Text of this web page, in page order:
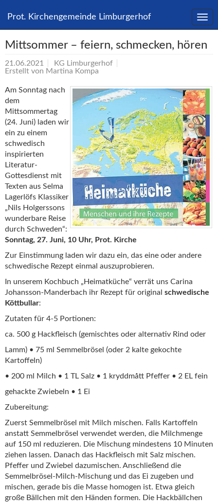
Prot. Kirchengemeinde Limburgerhof
zum
Mittsommer – feiern, schmecken, hören
21.06.2021
KG Limburgerhof
Erstellt von Martina Kompa
Am Sonntag nach
dem
Mittsommertag
(24. Juni) laden wir
ein zu einem
schwedisch
inspirierten
Literatur-
Gottesdienst mit
Texten aus Selma
Lagerlöfs Klassiker
„Nils Holgerssons
wunderbare Reise
durch Schweden“:
Sonntag, 27. Juni, 10 Uhr, Prot. Kirche
Zur Einstimmung laden wir dazu ein, das eine oder andere
schwedische Rezept einmal auszuprobieren.
In unserem Kochbuch „Heimatküche“ verrät uns Carina
Johansson-Manderbach ihr Rezept für original schwedische
Köttbullar:
Zutaten für 4-5 Portionen:
ca. 500 g Hackfleisch (gemischtes oder alternativ Rind oder
Lamm) • 75 ml Semmelbrösel (oder 2 kalte gekochte
Kartoffeln)
• 200 ml Milch • 1 TL Salz • 1 kryddmått Pfeffer • 2 EL fein
gehackte Zwiebeln • 1 Ei
Zubereitung:
Zuerst Semmelbrösel mit Milch mischen. Falls Kartoffeln
anstatt Semmelbrösel verwendet werden, die Milchmenge
auf 150 ml reduzieren. Die Mischung mindestens 10 Minuten
ziehen lassen. Danach das Hackfleisch mit Salz mischen.
Pfeffer und Zwiebel dazumischen. Anschließend die
Semmelbrösel-Milch-Mischung und das Ei zugeben und
mischen, gerade bis die Masse homogen ist. Etwa gleich
große Bällchen mit den Händen formen. Die Hackbällchen